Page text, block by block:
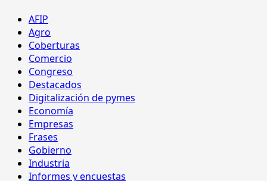
AFIP
Agro
Coberturas
Comercio
Congreso
Destacados
Digitalización de pymes
Economía
Empresas
Frases
Gobierno
Industria
Informes y encuestas